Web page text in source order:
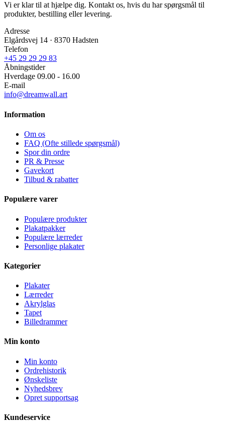
Vi er klar til at hjælpe dig. Kontakt os, hvis du har spørgsmål til
produkter, bestilling eller levering.
Adresse
Elgårdsvej 14 · 8370 Hadsten
Telefon
+45 29 29 29 83
Åbningstider
Hverdage 09.00 - 16.00
E-mail
info@dreamwall.art
Information
Om os
FAQ (Ofte stillede spørgsmål)
Spor din ordre
PR & Presse
Gavekort
Tilbud & rabatter
Populære varer
Populære produkter
Plakatpakker
Populære lærreder
Personlige plakater
Kategorier
Plakater
Lærreder
Akrylglas
Tapet
Billedrammer
Min konto
Min konto
Ordrehistorik
Ønskeliste
Nyhedsbrev
Opret supportsag
Kundeservice